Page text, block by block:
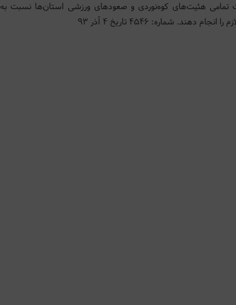
هئیت‌های کوه‌نوردی و صعودهای ورزشی استان‌ها نسبت به
شماره: ۴۵۴۶ تاریخ ۴ آذر ۹۳